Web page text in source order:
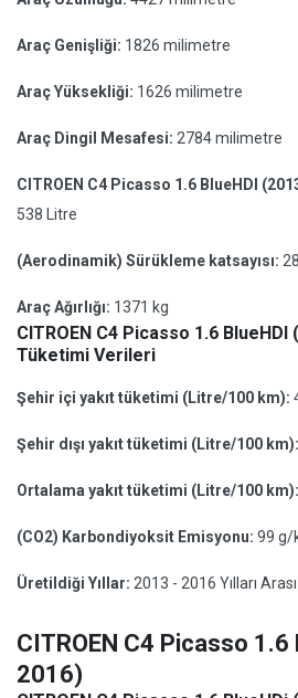
Araç Genişliği: 1826 milimetre
Araç Yüksekliği: 1626 milimetre
Araç Dingil Mesafesi: 2784 milimetre
CITROEN C4 Picasso 1.6 BlueHDI
538 Litre
(Aerodinamik) Sürükleme katsayısı:
Araç Ağırlığı: 1371 kg
CITROEN C4 Picasso 1.6 BlueHDI
Tüketimi Verileri
Şehir içi yakıt tüketimi (Litre/100 km):
Şehir dışı yakıt tüketimi (Litre/100 km):
Ortalama yakıt tüketimi (Litre/100 km):
(CO2) Karbondiyoksit Emisyonu: 99 g/
Üretildiği Yıllar: 2013 - 2016 Yılları Arası
CITROEN C4 Picasso
2016)